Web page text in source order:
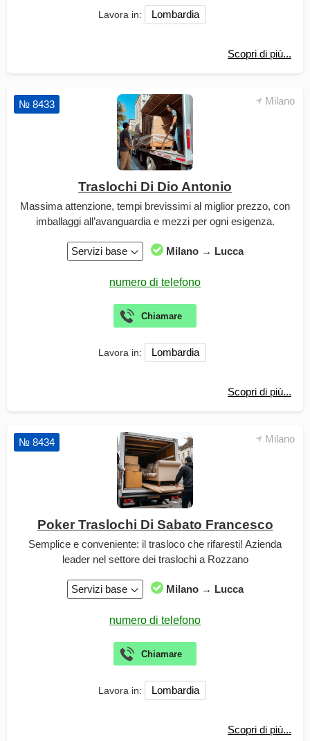
Lavora in: Lombardia
Scopri di più...
Milano
№ 8433
Traslochi Di Dio Antonio
Massima attenzione, tempi brevissimi al miglior prezzo, con
imballaggi all’avanguardia e mezzi per ogni esigenza.
Servizi base Milano → Lucca
Lavora in: Lombardia
Scopri di più...
Milano
№ 8434
Poker Traslochi Di Sabato Francesco
Semplice e conveniente: il trasloco che rifaresti! Azienda
leader nel settore dei traslochi a Rozzano
Servizi base Milano → Lucca
Lavora in: Lombardia
Scopri di più...